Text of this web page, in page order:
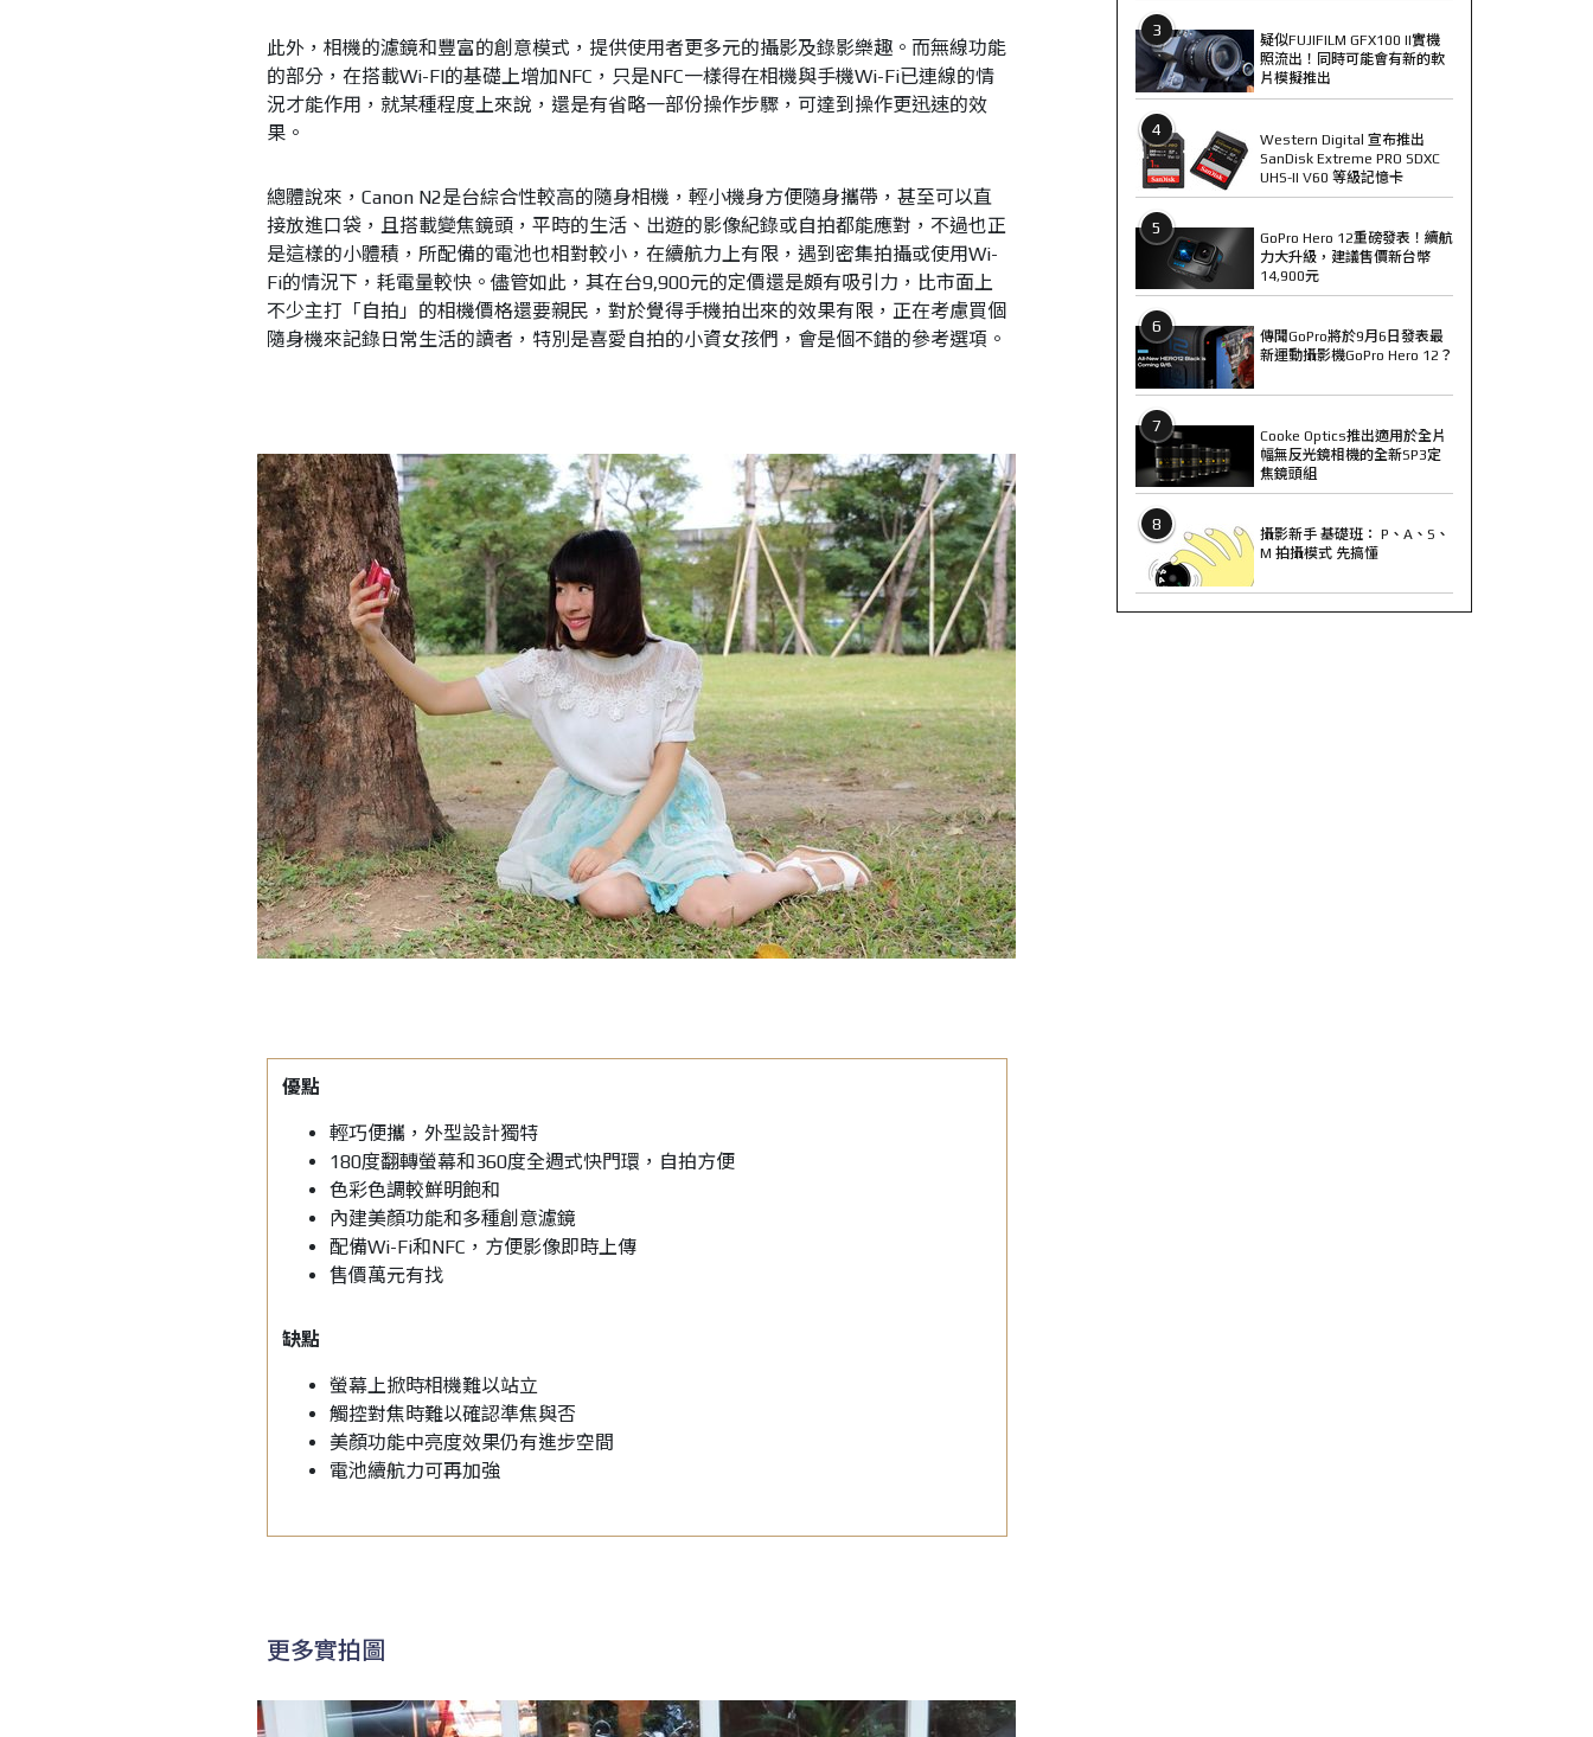
此外，相機的濾鏡和豐富的創意模式，提供使用者更多元的攝影及錄影樂趣。而無線功能
的部分，在搭載Wi-FI的基礎上增加NFC，只是NFC一樣得在相機與手機Wi-Fi已連線的情
況才能作用，就某種程度上來說，還是有省略一部份操作步驟，可達到操作更迅速的效
果。
總體說來，Canon N2是台綜合性較高的隨身相機，輕小機身方便隨身攜帶，甚至可以直
接放進口袋，且搭載變焦鏡頭，平時的生活、出遊的影像紀錄或自拍都能應對，不過也正
是這樣的小體積，所配備的電池也相對較小，在續航力上有限，遇到密集拍攝或使用Wi-
Fi的情況下，耗電量較快。儘管如此，其在台9,900元的定價還是頗有吸引力，比市面上
不少主打「自拍」的相機價格還要親民，對於覺得手機拍出來的效果有限，正在考慮買個
隨身機來記錄日常生活的讀者，特別是喜愛自拍的小資女孩們，會是個不錯的參考選項。
優點
輕巧便攜，外型設計獨特
180度翻轉螢幕和360度全週式快門環，自拍方便
色彩色調較鮮明飽和
內建美顏功能和多種創意濾鏡
配備Wi-Fi和NFC，方便影像即時上傳
售價萬元有找
缺點
螢幕上掀時相機難以站立
觸控對焦時難以確認準焦與否
美顏功能中亮度效果仍有進步空間
電池續航力可再加強
更多實拍圖
3
疑似FUJIFILM GFX100 II實機
照流出！同時可能會有新的軟
片模擬推出
4
Western Digital 宣布推出
SanDisk Extreme PRO SDXC
UHS-II V60 等級記憶卡
5
GoPro Hero 12重磅發表！續航
力大升級，建議售價新台幣
14,900元
6
傳聞GoPro將於9月6日發表最
新運動攝影機GoPro Hero 12？
7
Cooke Optics推出適用於全片
幅無反光鏡相機的全新SP3定
焦鏡頭組
8
攝影新手 基礎班： P、A、S、
M 拍攝模式 先搞懂